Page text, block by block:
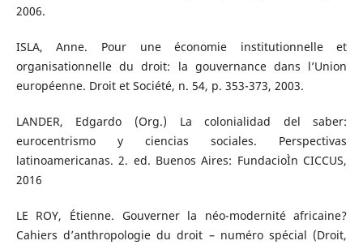
2006.
ISLA, Anne. Pour une économie institutionnelle et
organisationnelle du droit: la gouvernance dans l’Union
européenne. Droit et Société, n. 54, p. 353-373, 2003.
LANDER, Edgardo (Org.) La colonialidad del saber:
eurocentrismo y ciencias sociales. Perspectivas
latinoamericanas. 2. ed. Buenos Aires: FundacioÌn CICCUS,
2016
LE ROY, Étienne. Gouverner la néo-modernité africaine?
Cahiers d’anthropologie du droit – numéro spécial (Droit,